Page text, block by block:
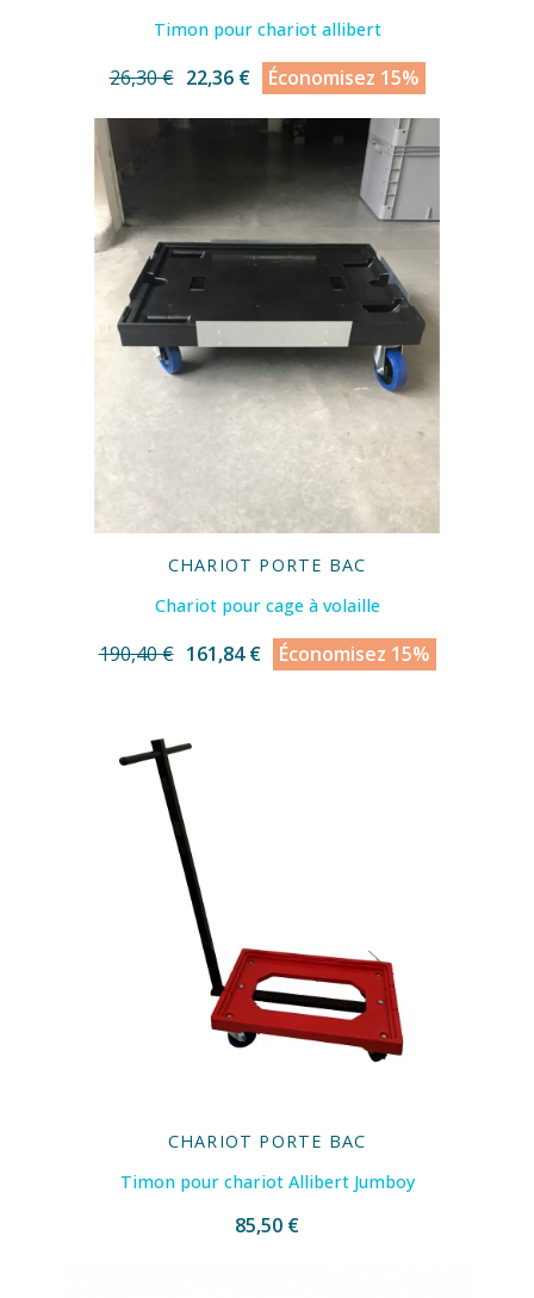
Timon pour chariot allibert
26,30 € 22,36 € Économisez 15%
CHARIOT PORTE BAC
Chariot pour cage à volaille
190,40 € 161,84 € Économisez 15%
CHARIOT PORTE BAC
Timon pour chariot Allibert Jumboy
85,50 €